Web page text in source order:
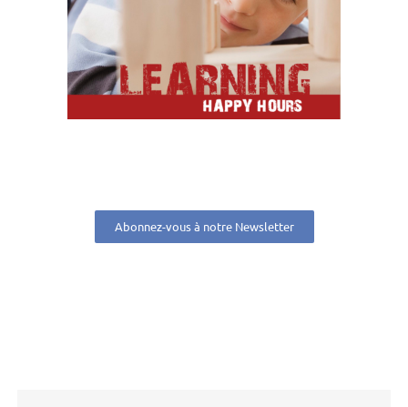
Abonnez-vous à notre Newsletter